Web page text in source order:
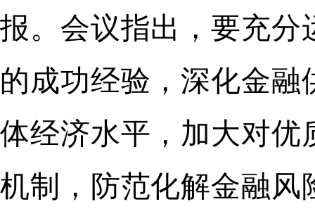
报。会议指出，要充分
的成功经验，深化金
体经济水平，加大对优
机制，防范化解金融风